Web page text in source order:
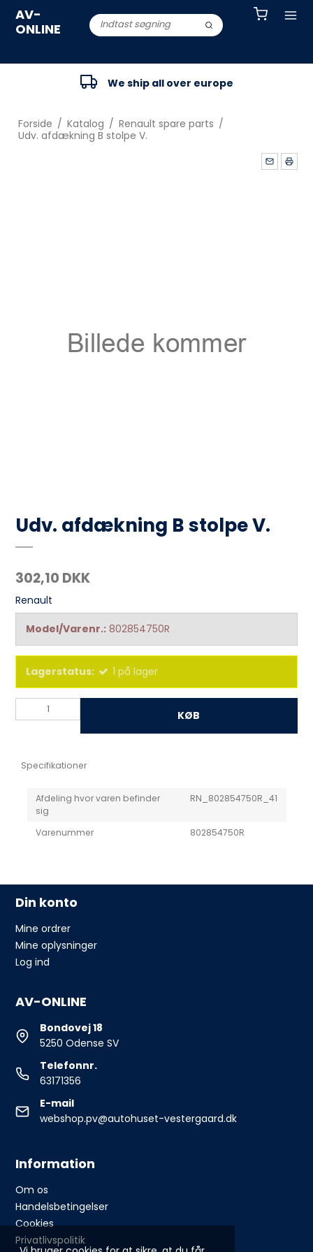
AV-
ONLINE
We ship all over europe
Forside / Katalog / Renault spare parts /
Udv. afdækning B stolpe V.
Udv. afdækning B stolpe V.
302,10 DKK
Renault
Model/Varenr.: 802854750R
Lagerstatus: 1 på lager
KØB
Specifikationer
Afdeling hvor varen befinder
sig
RN_802854750R_41
Varenummer 802854750R
Din konto
Mine ordrer
Mine oplysninger
Log ind
AV-ONLINE
Bondovej 18
5250 Odense SV
Telefonnr.
63171356
E-mail
webshop.pv@autohuset-vestergaard.dk
Information
Om os
Handelsbetingelser
Cookies
Privatlivspolitik